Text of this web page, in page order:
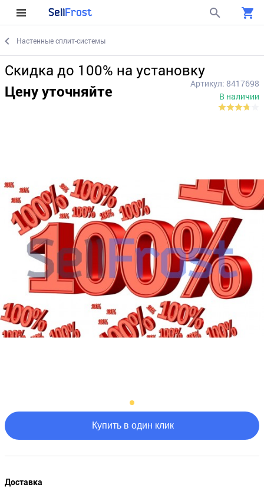
SellFrost
Настенные сплит-системы
Скидка до 100% на установку
Цену уточняйте
Артикул: 8417698
В наличии
Купить в один клик
Доставка